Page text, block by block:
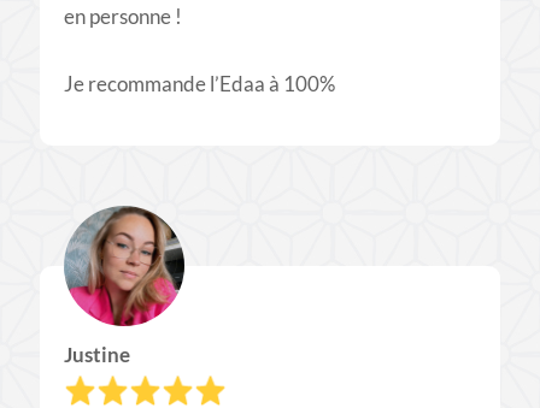
en personne !
Je recommande l’Edaa à 100%
Justine